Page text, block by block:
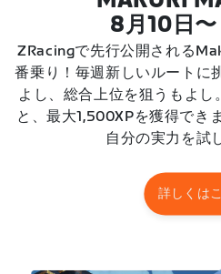
8月10日
ZRacingで先行公開される
番乗り！毎週新しいルートに
よし、総合上位を狙うもよし
と、最大1,500XPを獲得でき
自分の実力を試
詳しくは